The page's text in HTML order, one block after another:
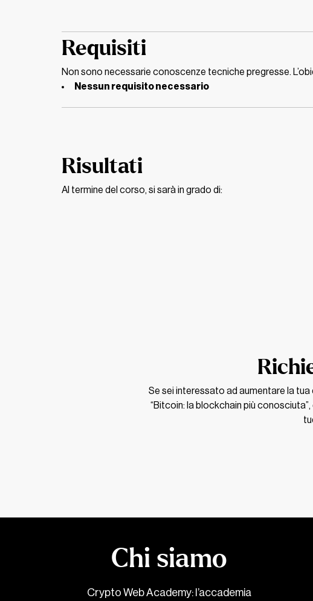
Requisiti
Non sono necessarie conoscenze tecniche pregresse.
Nessun requisito necessario
Risultati
Al termine del corso, si sarà in grado di:
Se sei interessato ad aumentare la
“Bitcoin: la blockchain più
Chi siamo
Crypto Web Academy: l’accademia